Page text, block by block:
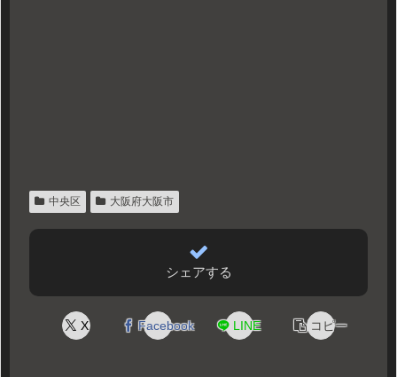
中央区 大阪府大阪市
シェアする
X Facebook LINE コピー